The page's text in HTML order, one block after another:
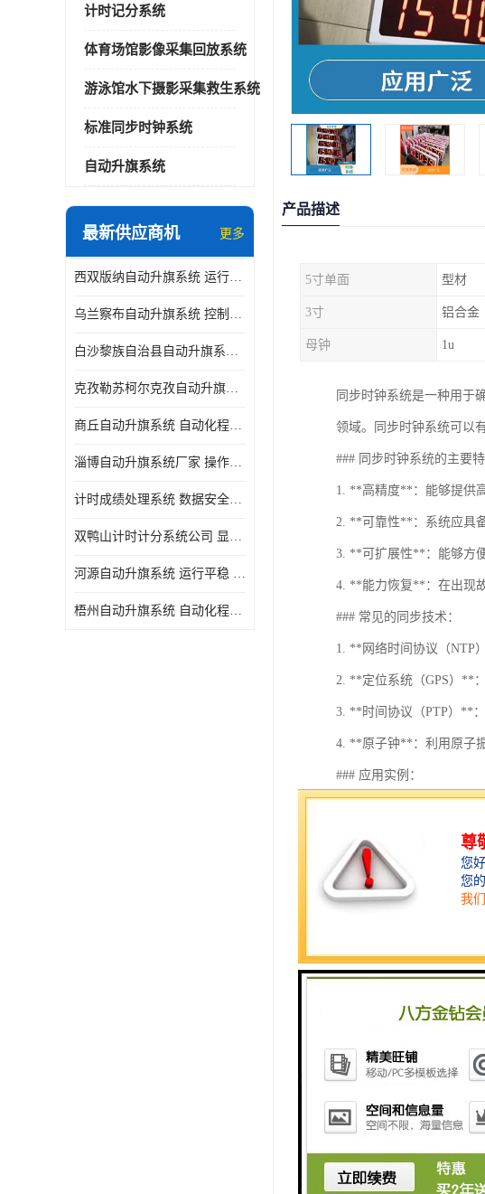
计时记分系统
体育场馆影像采集回放系统
游泳馆水下摄影采集救生系统
标准同步时钟系统
自动升旗系统
最新供应商机 更多
西双版纳自动升旗系统 运行平稳 功能强大
乌兰察布自动升旗系统 控制灵活 设计简单 灵活 提高工作效率
白沙黎族自治县自动升旗系统 操作简单 提高工作效率 安装简单
克孜勒苏柯尔克孜自动升旗系统 运行平稳 安装简单
商丘自动升旗系统 自动化程度高 提高工作效率
淄博自动升旗系统厂家 操作简单 提高工作效率
计时成绩处理系统 数据安全稳定准确 提升场馆形象 操作简便
双鸭山计时计分系统公司 显示效果好 提升场馆形象
河源自动升旗系统 运行平稳 设计简单 灵活
梧州自动升旗系统 自动化程度高 性价比高
产品描述
5寸单面 型材
3寸 铝合金
母钟 1u
同步时钟系统是一种用于
领域。同步时钟系统可以
### 同步时钟系统的主要特
1. **高精度**：能够提供
2. **可靠性**：系统应具
3. **可扩展性**：能够方
4. **能力恢复**：在出现
### 常见的同步技术：
1. **网络时间协议（NTP
2. **定位系统（GPS）**
3. **时间协议（PTP）**
4. **原子钟**：利用原子
### 应用实例：
- **金融交易**：在交易
- **交通管理**：在交通控
### 总结
同步时钟系统在现代社
率、可靠性和安全性。
1. **时间同步**：确保不
2. **数据一致性**：在需
4. **故障监测**：通过监
5. **支持网络协议**：在
6. **提升系统性能**：通